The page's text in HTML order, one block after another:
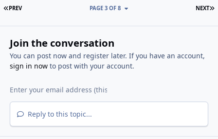
FIRST PAGE
PREV NEXT
PAGE 3 OF 8
Join the conversation
You can post now and register later. If you have an account,
sign in nowto post with your account.
Reply to this topic...